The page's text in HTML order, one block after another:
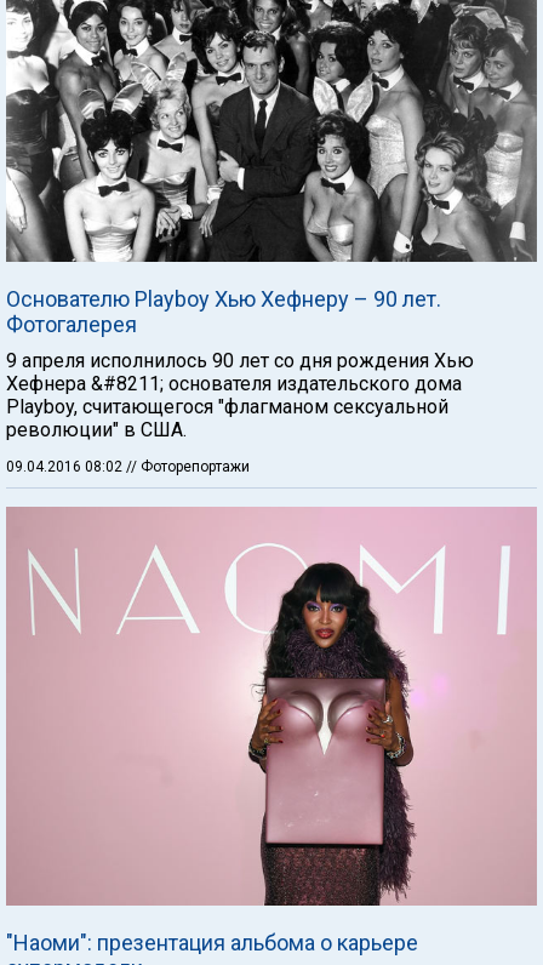
Основателю Playboy Хью Хефнеру – 90 лет.
Фотогалерея
9 апреля исполнилось 90 лет со дня рождения Хью
Хефнера &#8211; основателя издательского дома
Playboy, считающегося "флагманом сексуальной
революции" в США.
09.04.2016 08:02 // Фоторепортажи
"Наоми": презентация альбома о карьере